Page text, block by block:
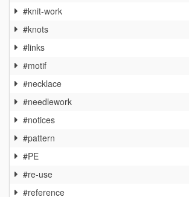
#knit-work
#knots
#links
#motif
#necklace
#needlework
#notices
#pattern
#PE
#re-use
#reference